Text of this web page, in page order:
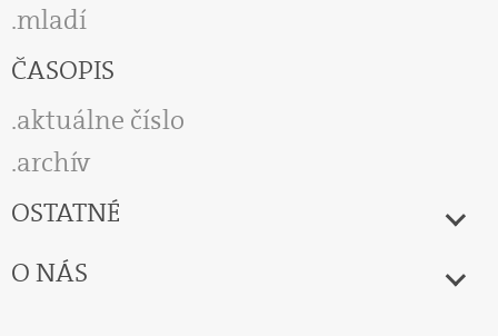
mladí
ČASOPIS
aktuálne číslo
archív
OSTATNÉ
O NÁS